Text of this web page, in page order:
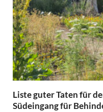
Liste guter Taten für
Südeingang für